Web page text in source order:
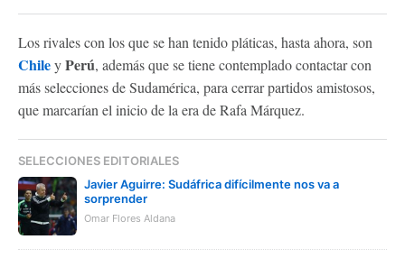
Los rivales con los que se han tenido pláticas, hasta ahora, son
ChileyPerú, además que se tiene contemplado contactar con
más selecciones de Sudamérica, para cerrar partidos amistosos,
que marcarían el inicio de la era de Rafa Márquez.
SELECCIONES EDITORIALES
Javier Aguirre: Sudáfrica difícilmente nos va a
sorprender
Omar Flores Aldana